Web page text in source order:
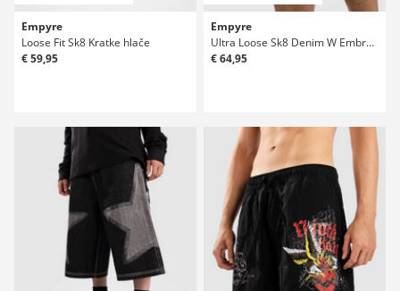
Empyre
Loose Fit Sk8 Kratke hlače
€ 59,95
Empyre
Ultra Loose Sk8 Denim W Embroidery Kratke hlače
€ 64,95